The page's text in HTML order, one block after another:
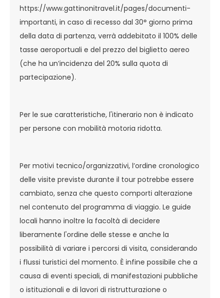
https://www.gattinonitravel.it/pages/documenti-
importanti, in caso di recesso dal 30° giorno prima
della data di partenza, verrà addebitato il 100% delle
tasse aeroportuali e del prezzo del biglietto aereo
(che ha un’incidenza del 20% sulla quota di
partecipazione).
Per le sue caratteristiche, l'itinerario non è indicato
per persone con mobilità motoria ridotta.
Per motivi tecnico/organizzativi, l’ordine cronologico
delle visite previste durante il tour potrebbe essere
cambiato, senza che questo comporti alterazione
nel contenuto del programma di viaggio. Le guide
locali hanno inoltre la facoltà di decidere
liberamente l'ordine delle stesse e anche la
possibilità di variare i percorsi di visita, considerando
i flussi turistici del momento. È infine possibile che a
causa di eventi speciali, di manifestazioni pubbliche
o istituzionali e di lavori di ristrutturazione o